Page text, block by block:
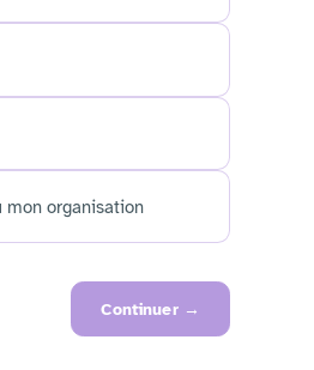
mon organisation
Continuer →